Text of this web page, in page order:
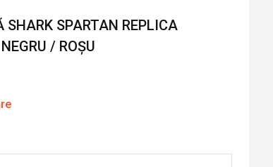
SPARTAN REPLICA
/ ROȘU